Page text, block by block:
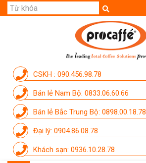
CSKH : 090.456.98.78
Bán lẻ Nam Bộ: 0833.06.60.66
Bán lẻ Bắc Trung Bộ: 0898.00.18.78
Đại lý: 0904.86.08.78
Khách sạn: 0936.10.28.78
DỊCH VỤ
CẨM NANG
THÀNH VIÊN PROCAFFE
KHUYẾN MÃI
SỰ KIỆN THƯƠNG HIỆU